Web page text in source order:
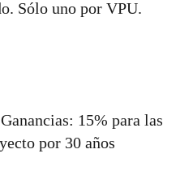
Sólo uno por VPU.
15% para las
por 30 años